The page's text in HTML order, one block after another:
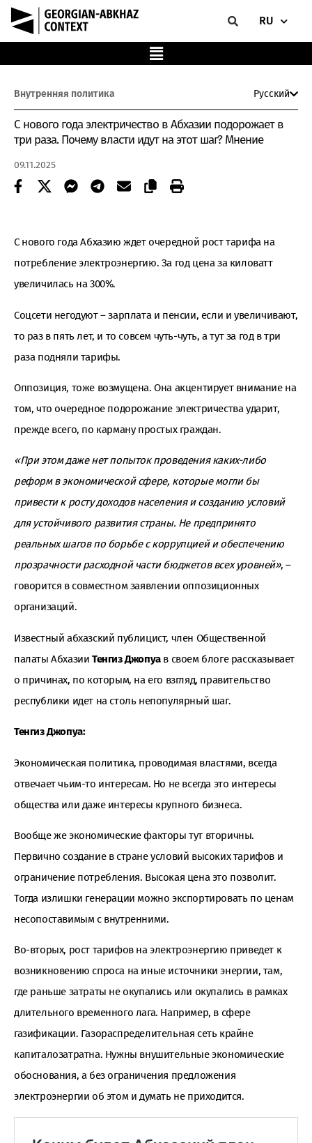
RU
Внутренняя политика Русский
С нового года электричество в Абхазии подорожает в
три раза. Почему власти идут на этот шаг? Мнение
09.11.2025
С нового года Абхазию ждет очередной рост тарифа на
потребление электроэнергию. За год цена за киловатт
увеличилась на 300%.
Соцсети негодуют – зарплата и пенсии, если и увеличивают,
то раз в пять лет, и то совсем чуть-чуть, а тут за год в три
раза подняли тарифы.
Оппозиция, тоже возмущена. Она акцентирует внимание на
том, что очередное подорожание электричества ударит,
прежде всего, по карману простых граждан.
«При этом даже нет попыток проведения каких-либо
реформ в экономической сфере, которые могли бы
привести к росту доходов населения и созданию условий
для устойчивого развития страны. Не предпринято
реальных шагов по борьбе с коррупцией и обеспечению
прозрачности расходной части бюджетов всех уровней», –
говорится в совместном заявлении оппозиционных
организаций.
Известный абхазский публицист, член Общественной
палаты Абхазии Тенгиз Джопуав своем блоге рассказывает
о причинах, по которым, на его взгляд, правительство
республики идет на столь непопулярный шаг.
Тенгиз Джопуа:
Экономическая политика, проводимая властями, всегда
отвечает чьим-то интересам. Но не всегда это интересы
общества или даже интересы крупного бизнеса.
Вообще же экономические факторы тут вторичны.
Первично создание в стране условий высоких тарифов и
ограничение потребления. Высокая цена это позволит.
Тогда излишки генерации можно экспортировать по ценам
несопоставимым с внутренними.
Во-вторых, рост тарифов на электроэнергию приведет к
возникновению спроса на иные источники энергии, там,
где раньше затраты не окупались или окупались в рамках
длительного временного лага. Например, в сфере
газификации. Газораспределительная сеть крайне
капиталозатратна. Нужны внушительные экономические
обоснования, а без ограничения предложения
электроэнергии об этом и думать не приходится.